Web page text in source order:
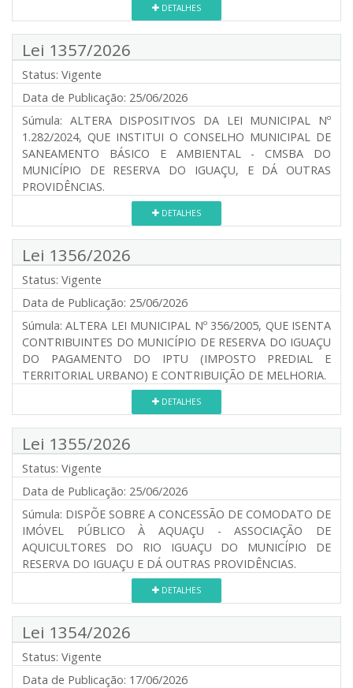
DETALHES
Lei 1357/2026
Status: Vigente
Data de Publicação: 25/06/2026
Súmula: ALTERA DISPOSITIVOS DA LEI MUNICIPAL Nº
1.282/2024, QUE INSTITUI O CONSELHO MUNICIPAL DE
SANEAMENTO BÁSICO E AMBIENTAL - CMSBA DO
MUNICÍPIO DE RESERVA DO IGUAÇU, E DÁ OUTRAS
PROVIDÊNCIAS.
DETALHES
Lei 1356/2026
Status: Vigente
Data de Publicação: 25/06/2026
Súmula: ALTERA LEI MUNICIPAL Nº 356/2005, QUE ISENTA
CONTRIBUINTES DO MUNICÍPIO DE RESERVA DO IGUAÇU
DO PAGAMENTO DO IPTU (IMPOSTO PREDIAL E
TERRITORIAL URBANO) E CONTRIBUIÇÃO DE MELHORIA.
DETALHES
Lei 1355/2026
Status: Vigente
Data de Publicação: 25/06/2026
Súmula: DISPÕE SOBRE A CONCESSÃO DE COMODATO DE
IMÓVEL PÚBLICO À AQUAÇU - ASSOCIAÇÃO DE
AQUICULTORES DO RIO IGUAÇU DO MUNICÍPIO DE
RESERVA DO IGUAÇU E DÁ OUTRAS PROVIDÊNCIAS.
DETALHES
Lei 1354/2026
Status: Vigente
Data de Publicação: 17/06/2026